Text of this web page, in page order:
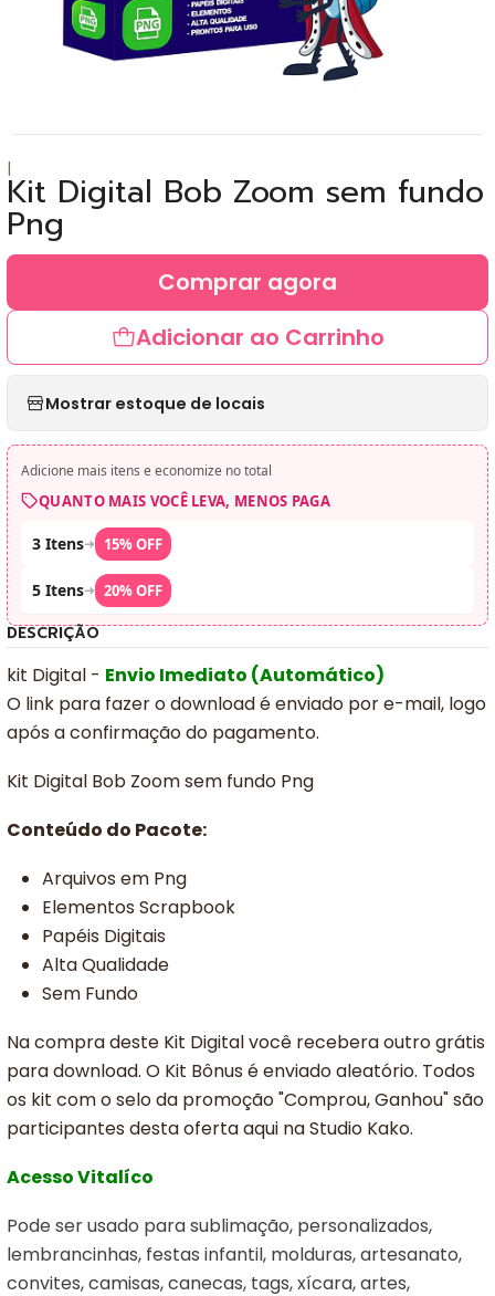
|Kit Digital Bob Zoom sem fundo
Png
Adicionar ao Carrinho
Comprar agora
Mostrar estoque de locais
Adicione mais itens e economize no total
QUANTO MAIS VOCÊ LEVA, MENOS PAGA
3 Itens➜ 15% OFF
5 Itens➜ 20% OFF
DESCRIÇÃO
kit Digital - Envio Imediato (Automático)
O link para fazer o download é enviado por e-mail, logo
após a confirmação do pagamento.
Kit Digital Bob Zoom sem fundo Png
Conteúdo do Pacote:
Arquivos em Png
Elementos Scrapbook
Papéis Digitais
Alta Qualidade
Sem Fundo
Na compra deste Kit Digital você recebera outro grátis
para download. O Kit Bônus é enviado aleatório. Todos
os kit com o selo da promoção "Comprou, Ganhou" são
participantes desta oferta aqui na Studio Kako.
Acesso Vitalíco
Pode ser usado para sublimação, personalizados,
lembrancinhas, festas infantil, molduras, artesanato,
convites, camisas, canecas, tags, xícara, artes,